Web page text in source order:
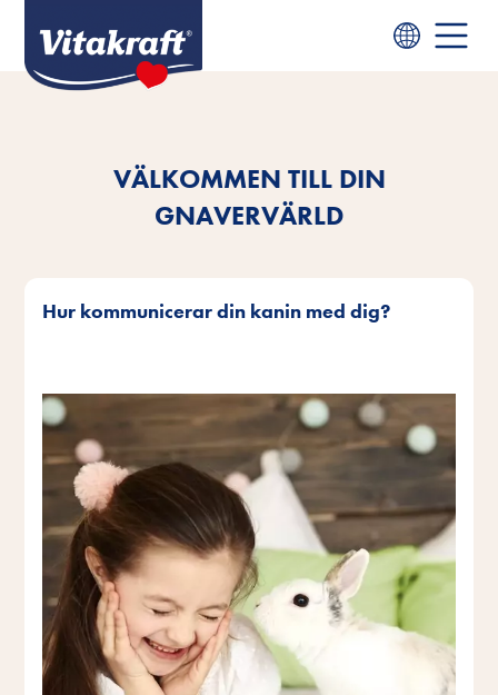
VÄLKOMMEN TILL DIN
GNAVERVÄRLD
Hur kommunicerar din kanin med dig?